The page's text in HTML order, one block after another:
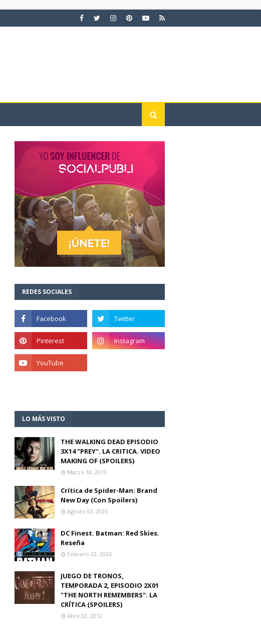
REDES SOCIALES
LO MÁS VISTO
THE WALKING DEAD EPISODIO
3X14 "PREY". LA CRITICA. VIDEO
MAKING OF (SPOILERS)
Marzo 18, 2013
Crítica de Spider-Man: Brand
New Day (Con Spoilers)
Agosto 03, 2026
DC Finest. Batman: Red Skies.
Reseña
Febrero 22, 2026
JUEGO DE TRONOS,
TEMPORADA 2, EPISODIO 2X01
"THE NORTH REMEMBERS". LA
CRÍTICA (SPOILERS)
Abril 02, 2012